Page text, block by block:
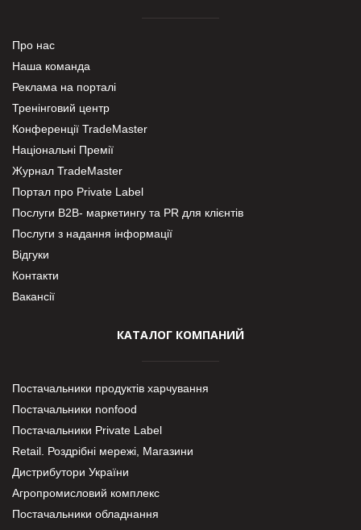
Про нас
Наша команда
Реклама на порталі
Тренінговий центр
Конференції TradeMaster
Національні Премії
Журнал TradeMaster
Портал про Private Label
Послуги В2В- маркетингу та PR для клієнтів
Послуги з надання інформації
Відгуки
Контакти
Вакансії
КАТАЛОГ КОМПАНИЙ
Постачальники продуктів харчування
Постачальники nonfood
Постачальники Private Label
Retail. Роздрібні мережі, Магазини
Дистрибутори України
Агропромисловий комплекс
Постачальники обладнання